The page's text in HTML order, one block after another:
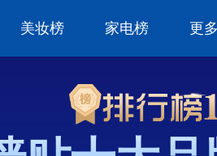
美妆榜 家电榜 更多